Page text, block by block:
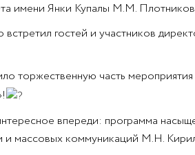
имени Янки Купалы М.М.
встретил гостей и участников
торжественную часть мероприятия
впереди: программа
и массовых коммуникаций М.Н.